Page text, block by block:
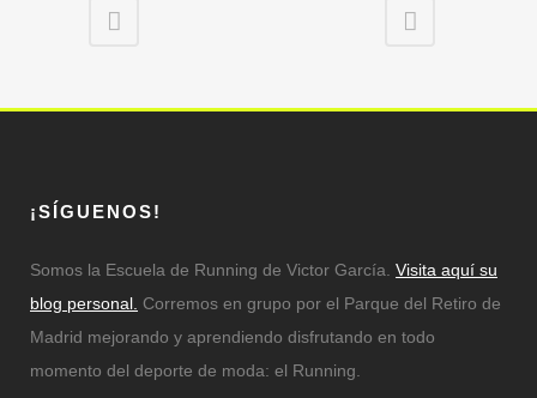
¡SÍGUENOS!
Somos la Escuela de Running de Victor García. Visita aquí su
blog personal. Corremos en grupo por el Parque del Retiro de
Madrid mejorando y aprendiendo disfrutando en todo
momento del deporte de moda: el Running.